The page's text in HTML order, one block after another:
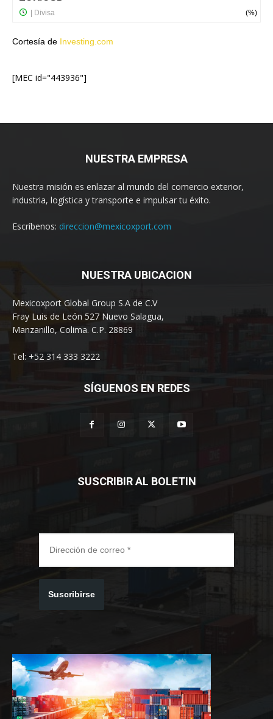
Cortesía de Investing.com
[MEC id="443936"]
NUESTRA EMPRESA
Nuestra misión es enlazar al mundo del comercio exterior,
industria, logística y transporte e impulsar tu éxito.
Escríbenos: direccion@mexicoxport.com
NUESTRA UBICACION
Mexicoxport Global Group S.A de C.V
Fray Luis de León 527 Nuevo Salagua,
Manzanillo, Colima. C.P. 28869
Tel: +52 314 333 3222
SÍGUENOS EN REDES
SUSCRIBIR AL BOLETIN
Suscribirse